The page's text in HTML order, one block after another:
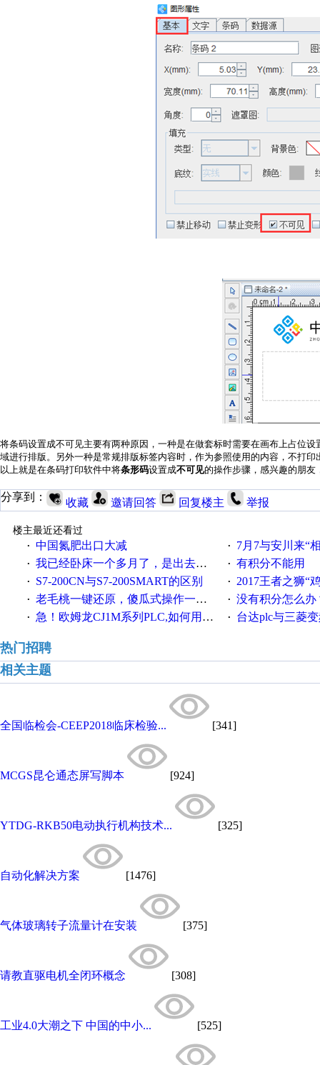
将条码设置成不可见主要有两种原因，一种是在做套标时需要在画布上占位
域进行排版。另外一种是常规排版标签内容时，作为参照使用的内容，不打
以上就是在条码打印软件中将条形码设置成不可见的操作步骤，感兴趣的朋友
分享到： 收藏 邀请回答 回复楼主 举报
楼主最近还看过
· 中国氮肥出口大减 · 7月7与安川来“
· 我已经卧床一个多月了，是出去安装机械手在高速遭遇车祸所致:大家工作都要特别注意啊 · 有积分不能用
· S7-200CN与S7-200SMART的区别 · 2017王者之狮“鸡”情签到
· 老毛桃一键还原，傻瓜式操作一键轻松备份还原；程序为向导式安装，一键即可实现自动备份或还原系统。 · 没有积分怎么办
· 急！欧姆龙CJ1M系列PLC,如何用时间控制变频器。要求时间在组态王中可以自由输入！拜托各位大神了！ · 台达plc与三菱
热门招聘
相关主题
全国临检会-CEEP2018临床检验... [341]
MCGS昆仑通态屏写脚本 [924]
YTDG-RKB50电动执行机构技术... [325]
自动化解决方案 [1476]
气体玻璃转子流量计在安装 [375]
请教直驱电机全闭环概念 [308]
工业4.0大潮之下 中国的中小... [525]